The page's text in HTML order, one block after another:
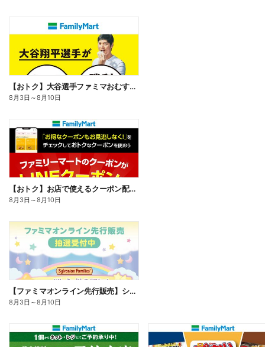
【おトク】大谷選手ファミマおむすび割
8月3日 ～8月10日
【おトク】お店で使えるクーポン配信中
8月3日 ～8月10日
【ファミマオンライン先行販売】シルバニアファミリー
8月3日 ～8月10日